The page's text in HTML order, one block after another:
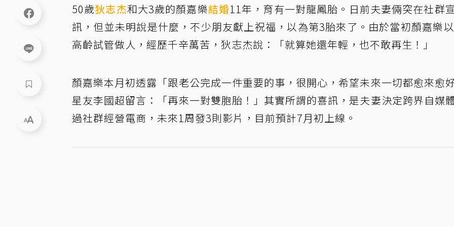
50歲狄志杰和大3歲的顏嘉樂結婚11年，育有一對龍鳳胎。日前夫妻倆突在社群
訊，但並未明說是什麼，不少朋友獻上祝福，以為第3胎來了。由於當初顏嘉樂
高齡試管做人，經歷千辛萬苦，狄志杰說：「就算她還年輕，也不敢再生！」
顏嘉樂本月初透露「跟老公完成一件重要的事，很開心，希望未來一切都愈來愈
星友李國超留言：「再來一對雙胞胎！」其實所謂的喜訊，是夫妻決定跨界自媒
過社群經營電商，未來1周發3則影片，目前預計7月初上線。